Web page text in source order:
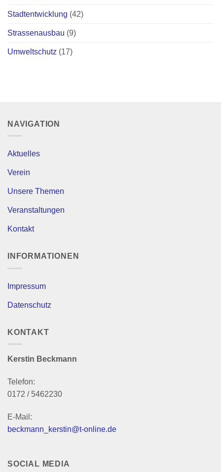
Stadtentwicklung (42)
Strassenausbau (9)
Umweltschutz (17)
NAVIGATION
Aktuelles
Verein
Unsere Themen
Veranstaltungen
Kontakt
INFORMATIONEN
Impressum
Datenschutz
KONTAKT
Kerstin Beckmann
Telefon:
0172 / 5462230
E-Mail:
beckmann_kerstin@t-online.de
SOCIAL MEDIA